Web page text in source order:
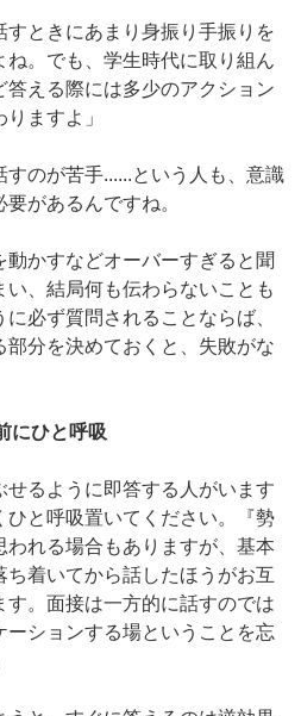
すときにあまり身振り手振りを
。でも、学生時代に取り組ん
える際には多少のアクション
ますよ」
のが苦手......という人も、意識
があるんですね。
動かすなどオーバーすぎると聞
い、結局何も伝わらないことも
必ず質問されることならば、
分を決めておくと、失敗がな
にひと呼吸
せるように即答する人がいます
ひと呼吸置いてください。『勢
れる場合もありますが、基本
着いてから話したほうがお互
。面接は一方的に話すのでは
ションする場ということを忘